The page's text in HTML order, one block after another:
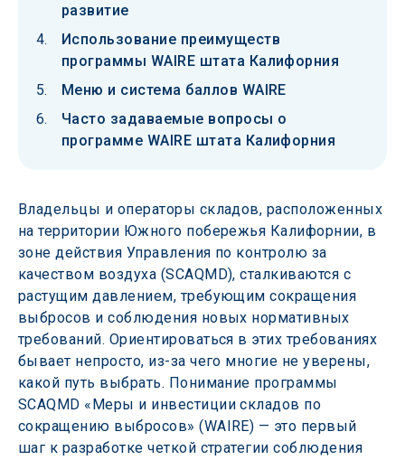
развитие
Использование преимуществ
программы WAIRE штата Калифорния
Меню и система баллов WAIRE
Часто задаваемые вопросы о
программе WAIRE штата Калифорния
Владельцы и операторы складов, расположенных
на территории Южного побережья Калифорнии, в
зоне действия Управления по контролю за
качеством воздуха (SCAQMD), сталкиваются с
растущим давлением, требующим сокращения
выбросов и соблюдения новых нормативных
требований. Ориентироваться в этих требованиях
бывает непросто, из-за чего многие не уверены,
какой путь выбрать. Понимание программы
SCAQMD «Меры и инвестиции складов по
сокращению выбросов» (WAIRE) — это первый
шаг к разработке четкой стратегии соблюдения